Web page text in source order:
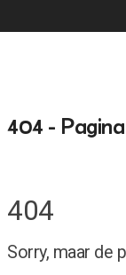
404 -
404
Sorry, maar de